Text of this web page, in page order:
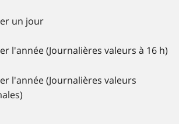
un jour
l'année (Journalières valeurs à 16 h)
l'année (Journalières valeurs